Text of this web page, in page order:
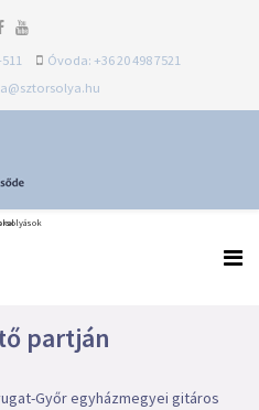
Óvoda: +36 20 498 7521
partján
Győr egyházmegyei gitáros